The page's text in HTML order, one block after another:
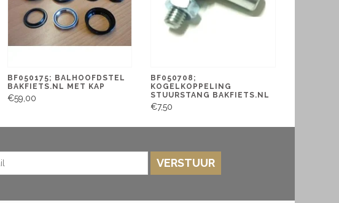
BF050175; BALHOOFDSTEL
BAKFIETS.NL MET KAP
€59,00
BF050708;
KOGELKOPPELING
STUURSTANG BAKFIETS.NL
€7,50
VERSTUUR